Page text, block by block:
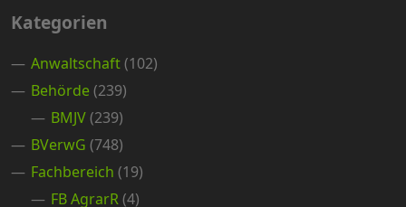
Kategorien
Anwaltschaft(102)
Behörde(239)
BMJV(239)
BVerwG (748)
Fachbereich (19)
FB AgrarR(4)